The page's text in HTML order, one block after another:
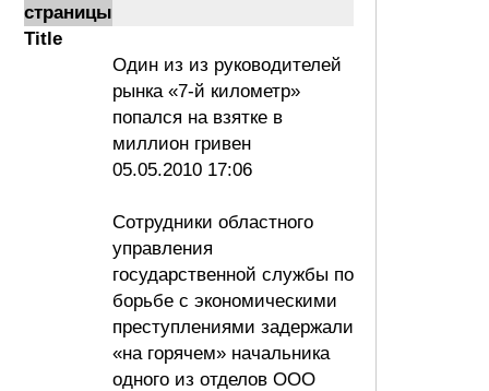
страницы
Title
Один из из руководителей
рынка «7-й километр»
попался на взятке в
миллион гривен
05.05.2010 17:06
Сотрудники областного
управления
государственной службы по
борьбе с экономическими
преступлениями задержали
«на горячем» начальника
одного из отделов ООО